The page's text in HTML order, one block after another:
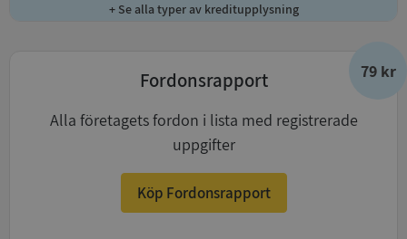
+ Se alla typer av kreditupplysning
79 kr
Fordonsrapport
Alla företagets fordon i lista med registrerade
uppgifter
Köp Fordonsrapport